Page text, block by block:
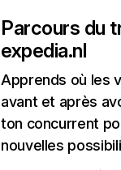
Parcours du
expedia.nl
Apprends où les
avant et après
ton concurrent
nouvelles